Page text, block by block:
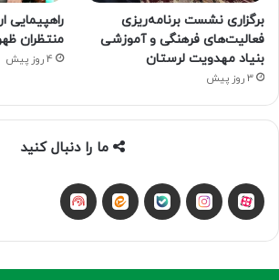
برگزاری نشست برنامه‌ریزی
فعالیت‌های فرهنگی و آموزشی
بنیاد مهدویت لرستان
3 روز پیش
راهپیمایی
منتظران
4 روز پیش
ما را دنبال کنید
آپاراتاینستاگرام
بله ایتا شنوتو